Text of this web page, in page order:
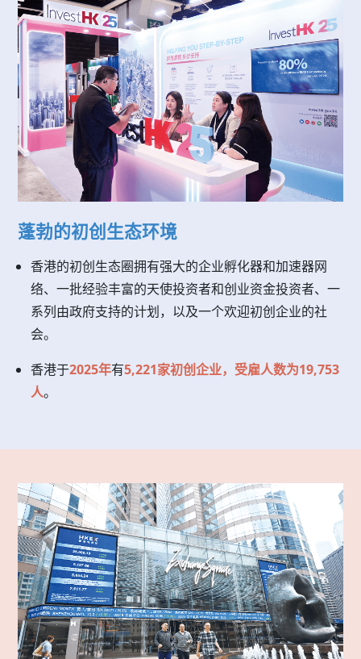
蓬勃的初创生态环境
香港的初创生态圈拥有强大的企业孵化器和加速器网
络、一批经验丰富的天使投资者和创业资金投资者、一
系列由政府支持的计划，以及一个欢迎初创企业的社
会。
香港于2025年有5,221家初创企业，受雇人数为19,753
人。